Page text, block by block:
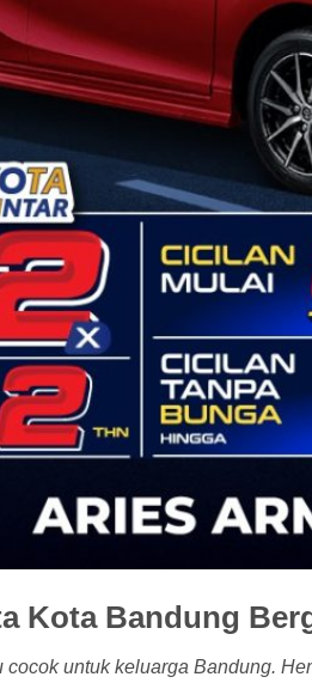
Kota Bandung
cocok untuk keluarga Bandung.